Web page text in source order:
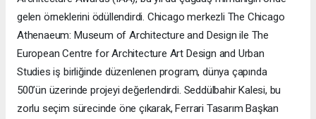
gelen örneklerini ödüllendirdi. Chicago merkezli The Chicago
Athenaeum: Museum of Architecture and Design ile The
European Centre for Architecture Art Design and Urban
Studies iş birliğinde düzenlenen program, dünya çapında
500’ün üzerinde projeyi değerlendirdi. Seddülbahir Kalesi, bu
zorlu seçim sürecinde öne çıkarak, Ferrari Tasarım Başkan